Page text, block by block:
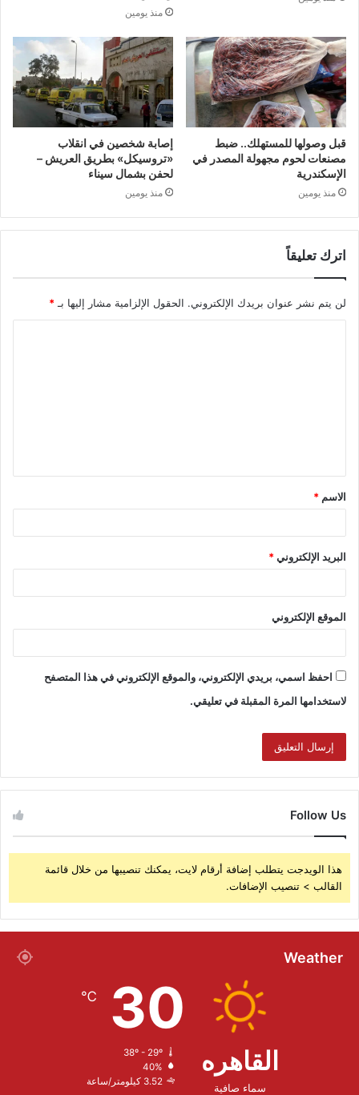
منذ يومين
قبل وصولها للمستهلك.. ضبط
مصنعات لحوم مجهولة المصدر في
الإسكندرية
منذ يومين
إصابة شخصين في انقلاب
«تروسيكل» بطريق العريش –
لحفن بشمال سيناء
منذ يومين
اترك تعليقاً
لن يتم نشر عنوان بريدك الإلكتروني. الحقول الإلزامية مشار إليها بـ *
الاسم *
البريد الإلكتروني*
الموقع الإلكتروني
احفظ اسمي، بريدي الإلكتروني، والموقع الإلكتروني في هذا المتصفح
لاستخدامها المرة المقبلة في تعليقي.
Follow Us
هذا الويدجت يتطلب إضافة أرقام لايت، يمكنك تنصيبها من خلال قائمة
القالب > تنصيب الإضافات.
Weather
القاهره
سماء صافية
30
℃
38º - 29º
40%
3.52 كيلومتر/ساعة